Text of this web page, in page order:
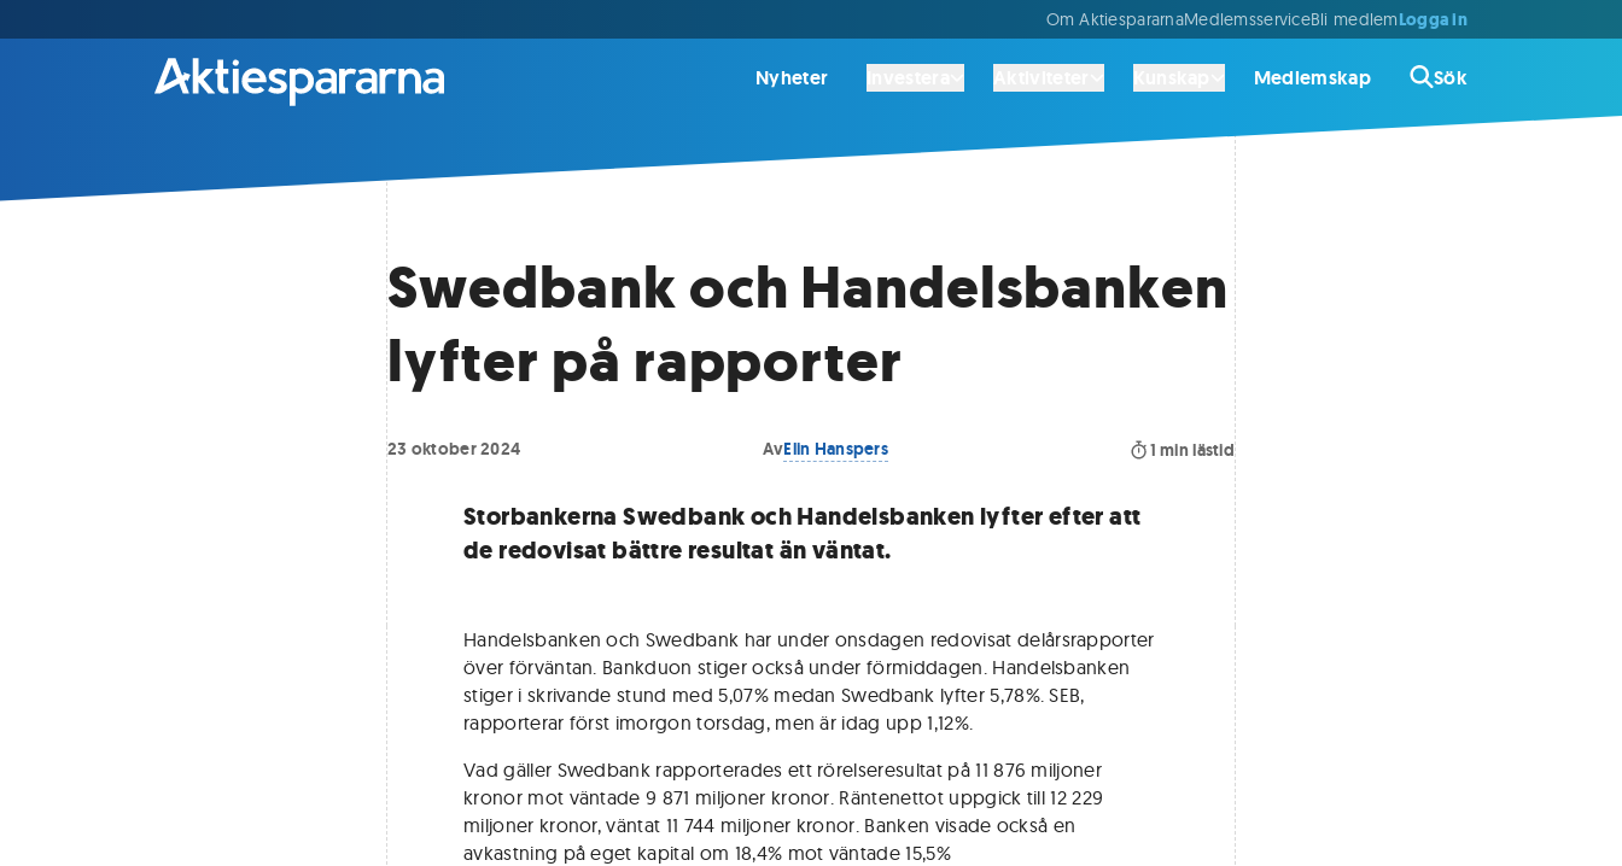
Om AktiespararnaMedlemsserviceBli medlemLogga in
Nyheter Medlemskap Sök
Swedbank och Handelsbanken
lyfter på rapporter
23 oktober 2024 AvElin Hanspers 1 min lästid
Storbankerna Swedbank och Handelsbanken lyfter efter att
de redovisat bättre resultat än väntat.
Handelsbanken och Swedbank har under onsdagen redovisat delårsrapporter
över förväntan. Bankduon stiger också under förmiddagen. Handelsbanken
stiger i skrivande stund med 5,07% medan Swedbank lyfter 5,78%. SEB,
rapporterar först imorgon torsdag, men är idag upp 1,12%.
Vad gäller Swedbank rapporterades ett rörelseresultat på 11 876 miljoner
kronor mot väntade 9 871 miljoner kronor. Räntenettot uppgick till 12 229
miljoner kronor, väntat 11 744 miljoner kronor. Banken visade också en
avkastning på eget kapital om 18,4% mot väntade 15,5%